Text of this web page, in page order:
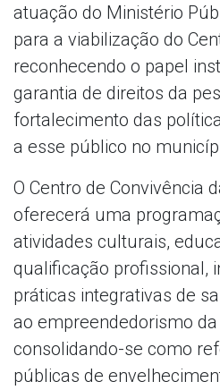
atuação do Ministério
para a viabilização do
reconhecendo o papel
garantia de direitos da
fortalecimento das
a esse público no
O Centro de Convivência
oferecerá uma
atividades culturais,
qualificação profissional,
práticas integrativas de
ao empreendedorismo
consolidando-se como
públicas de